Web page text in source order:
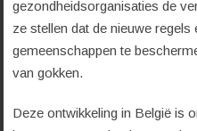
gezondheidsorganisaties de
ze stellen dat de nieuwe
gemeenschappen te
van gokken.
Deze ontwikkeling in België is